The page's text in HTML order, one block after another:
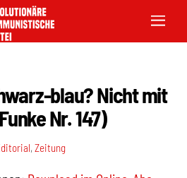
blau? Nicht mit
Nr. 147)
,Zeitung